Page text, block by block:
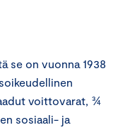
se on vuonna 1938
voittovarat, ¾
sosiaali- ja